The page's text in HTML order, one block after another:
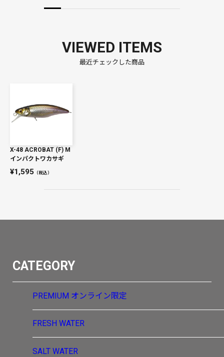
VIEWED ITEMS
最近チェックした商品
X-48 ACROBAT (F) M
インパクトワカサギ
1,595 （税込）
CATEGORY
PREMIUM オンライン限定
FRESH WATER
SALT WATER